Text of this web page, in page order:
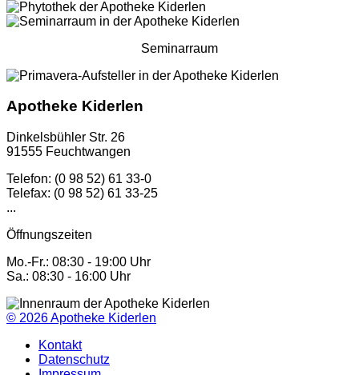
Seminarraum
Apotheke Kiderlen
Dinkelsbühler Str. 26
91555 Feuchtwangen
Telefon: (0 98 52) 61 33-0
Telefax: (0 98 52) 61 33-25
...
Öffnungszeiten
Mo.-Fr.: 08:30 - 19:00 Uhr
Sa.: 08:30 - 16:00 Uhr
© 2026Apotheke Kiderlen
Kontakt
Datenschutz